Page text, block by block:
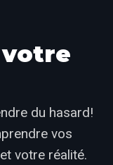
du hasard!
vos
votre réalité.